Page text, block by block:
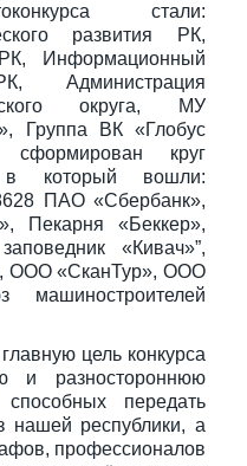
стали:
развития РК,
Информационный
Администрация
округа, МУ
Группа ВК «Глобус
круг
в который вошли:
ПАО «Сбербанк»,
Пекарня «Беккер»,
«Кивач»”,
ООО «СканТур», ООО
цель конкурса
и разностороннюю
передать
нашей республики, а
профессионалов